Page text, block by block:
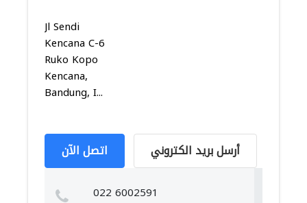
Jl Sendi
Kencana C-6
Ruko Kopo
Kencana,
Bandung, I...
اتصل الآن أرسل بريد الكتروني
022 6002591